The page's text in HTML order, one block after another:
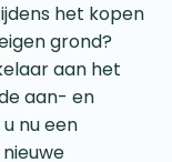
het kopen
grond?
aan het
aan- en
nu een